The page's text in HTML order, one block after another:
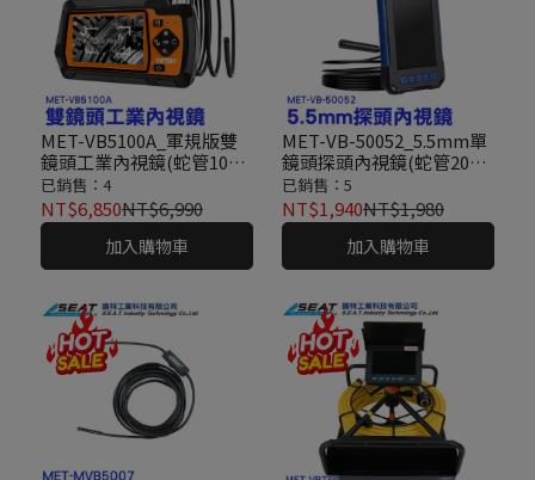
MET-VB5100A_軍規版雙
鏡頭工業內視鏡(蛇管1000
公分)
已銷售：4
NT$6,850NT$6,990
加入購物車
MET-VB-50052_5.5mm單
鏡頭探頭內視鏡(蛇管200
公分)
已銷售：5
NT$1,940NT$1,980
加入購物車